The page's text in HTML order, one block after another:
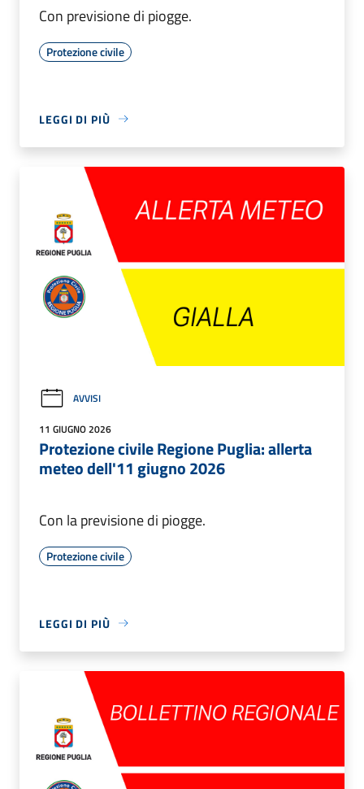
Con previsione di piogge.
Protezione civile
LEGGI DI PIÙ
AVVISI
11 GIUGNO 2026
Protezione civile Regione Puglia: allerta
meteo dell'11 giugno 2026
Con la previsione di piogge.
Protezione civile
LEGGI DI PIÙ